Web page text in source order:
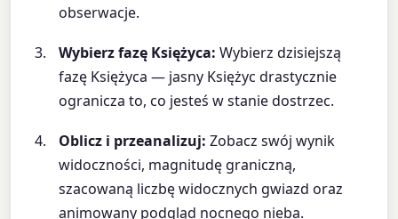
obserwacje.
Wybierz fazę Księżyca: Wybierz dzisiejszą
fazę Księżyca — jasny Księżyc drastycznie
ogranicza to, co jesteś w stanie dostrzec.
Oblicz i przeanalizuj: Zobacz swój wynik
widoczności, magnitudę graniczną,
szacowaną liczbę widocznych gwiazd oraz
animowany podgląd nocnego nieba.